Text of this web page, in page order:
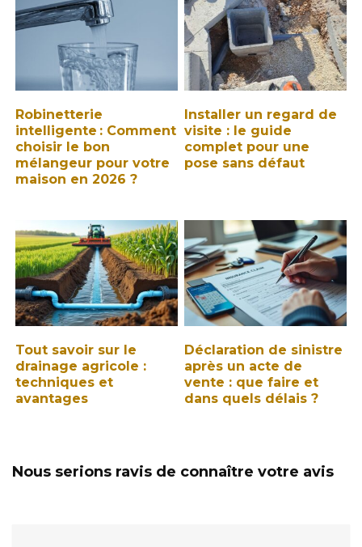
Robinetterie
intelligente : Comment
choisir le bon
mélangeur pour votre
maison en 2026 ?
Installer un regard de
visite : le guide
complet pour une
pose sans défaut
Tout savoir sur le
drainage agricole :
techniques et
avantages
Déclaration de sinistre
après un acte de
vente : que faire et
dans quels délais ?
Nous serions ravis de connaître votre avis